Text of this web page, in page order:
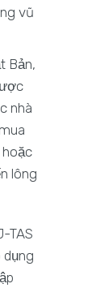
vũ
Bản,
nhà
hoặc
lông
TAS